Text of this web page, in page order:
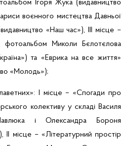
Ігоря Жука (видавництво
воєнного мистецтва Давньої
«Наш час»), ІІІ місце –
фотоальбом Миколи
Бєлотєлова
») та «Еврика на все життя»
«Молодь»);
І місце – «Спогади про
колективу у складі Василя
і Олександра
Бороня
ІІ місце – «Літературний простір